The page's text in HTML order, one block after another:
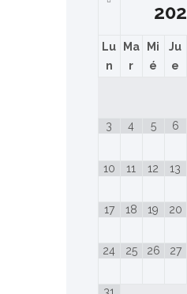
Lu
n
Ma
r
Mi
é
Ju
e
3 4 5 6
10 11 12 13
17 18 19 20
24 25 26 27